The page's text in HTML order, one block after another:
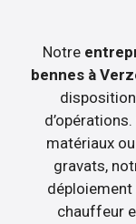
Notre
bennes à
matériaux
gravats,
déploiement
chauffeur